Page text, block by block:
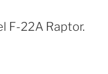
F-22A Raptor.